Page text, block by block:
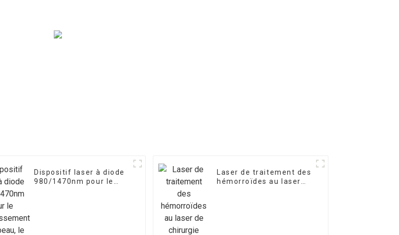
Dispositif laser à diode
980/1470nm pour le
Laser de traitement des
hémorroïdes au laser